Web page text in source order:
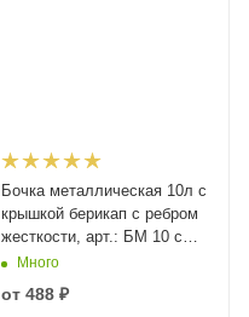
Бочка металлическая 10л с
крышкой берикап с ребром
жесткости, арт.: БМ 10 с
ребром, код: 23787
Много
от 488 ₽